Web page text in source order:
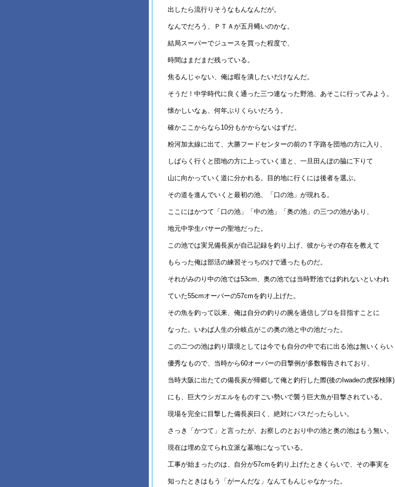
出したら流行りそうなもんなんだが。
なんでだろう、ＰＴＡが五月蝿いのかな。
結局スーパーでジュースを買った程度で、
時間はまだまだ残っている。
焦るんじゃない、俺は暇を潰したいだけなんだ。
そうだ！中学時代に良く通った三つ連なった野池、あそこに行ってみよう。
懐かしいなぁ、何年ぶりくらいだろう。
確かここからなら10分もかからないはずだ。
粉河加太線に出て、大勝フードセンターの前のＴ字路を団地の方に入り、
しばらく行くと団地の方に上っていく道と、一旦田んぼの脇に下りて
山に向かっていく道に分かれる。目的地に行くには後者を選ぶ。
その道を進んでいくと最初の池、「口の池」が現れる。
ここにはかつて「口の池」「中の池」「奥の池」の三つの池があり、
地元中学生バサーの聖地だった。
この池では実兄備長炭が自己記録を釣り上げ、彼からその存在を教えて
もらった俺は部活の練習そっちのけで通ったものだ。
それがみのり中の池では53cm、奥の池では当時野池では釣れないといわれ
ていた55cmオーバーの57cmを釣り上げた。
その魚を釣って以来、俺は自分の釣りの腕を過信しプロを目指すことに
なった。いわば人生の分岐点がこの奥の池と中の池だった。
この二つの池は釣り環境としては今でも自分の中で右に出る池は無いくらい
優秀なもので、当時から60オーバーの目撃例が多数報告されており、
当時大阪に出たての備長炭が帰郷して俺と釣行した際(後のIwadeの虎探検隊)
にも、巨大ウシガエルをものすごい勢いで襲う巨大魚が目撃されている。
現場を完全に目撃した備長炭曰く、絶対にバスだったらしい。
さっき「かつて」と言ったが、お察しのとおり中の池と奥の池はもう無い。
現在は埋め立てられ立派な墓地になっている。
工事が始まったのは、自分が57cmを釣り上げたときくらいで、その事実を
知ったときはもう「がーんだな」なんてもんじゃなかった。